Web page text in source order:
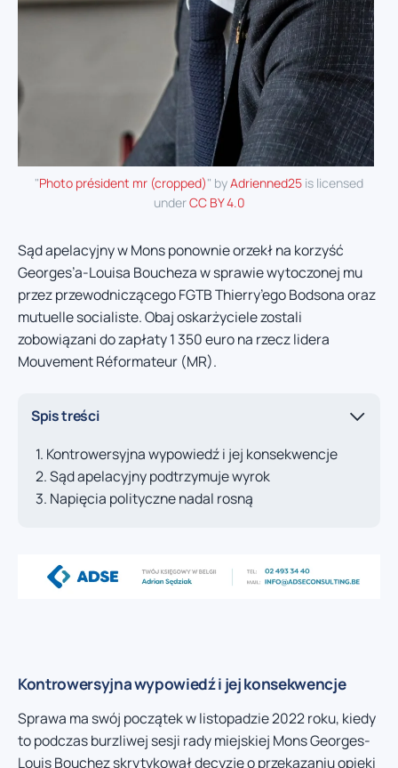
"Photo président mr (cropped)" byAdrienned25 is licensed
underCC BY 4.0
Sąd apelacyjny w Mons ponownie orzekł na korzyść
Georges’a-Louisa Boucheza w sprawie wytoczonej mu
przez przewodniczącego FGTB Thierry’ego Bodsona oraz
mutuelle socialiste. Obaj oskarżyciele zostali
zobowiązani do zapłaty 1 350 euro na rzecz lidera
Mouvement Réformateur (MR).
Spis treści
Kontrowersyjna wypowiedź i jej konsekwencje
Sąd apelacyjny podtrzymuje wyrok
Napięcia polityczne nadal rosną
Kontrowersyjna wypowiedź i jej konsekwencje
Sprawa ma swój początek w listopadzie 2022 roku, kiedy
to podczas burzliwej sesji rady miejskiej Mons Georges-
Louis Bouchez skrytykował decyzję o przekazaniu opieki